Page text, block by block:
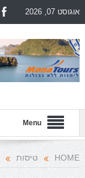
אוגוסט 07, 2026
Menu
HOME טיסות